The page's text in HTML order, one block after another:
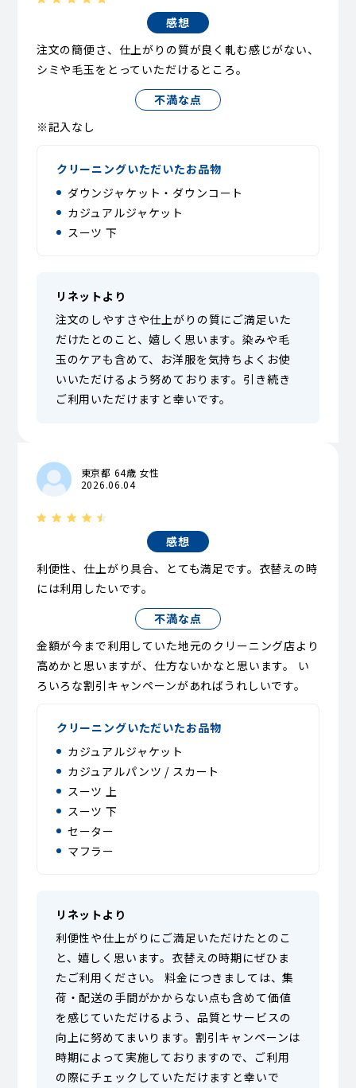
感想
注文の簡便さ、仕上がりの質が良く軋む感じがない、
シミや毛玉をとっていただけるところ。
不満な点
※記入なし
クリーニングいただいたお品物
ダウンジャケット・ダウンコート
カジュアルジャケット
スーツ 下
リネットより
注文のしやすさや仕上がりの質にご満足いた
だけたとのこと、嬉しく思います。染みや毛
玉のケアも含めて、お洋服を気持ちよくお使
いいただけるよう努めております。引き続き
ご利用いただけますと幸いです。
東京都 64歳 女性
2026.06.04
感想
利便性、仕上がり具合、とても満足です。衣替えの時
には利用したいです。
不満な点
金額が今まで利用していた地元のクリーニング店より
高めかと思いますが、仕方ないかなと思います。 い
ろいろな割引キャンペーンがあればうれしいです。
クリーニングいただいたお品物
カジュアルジャケット
カジュアルパンツ / スカート
スーツ 上
スーツ 下
セーター
マフラー
リネットより
利便性や仕上がりにご満足いただけたとのこ
と、嬉しく思います。衣替えの時期にぜひま
たご利用ください。 料金につきましては、集
荷・配送の手間がかからない点も含めて価値
を感じていただけるよう、品質とサービスの
向上に努めてまいります。割引キャンペーンは
時期によって実施しておりますので、ご利用
の際にチェックしていただけますと幸いで